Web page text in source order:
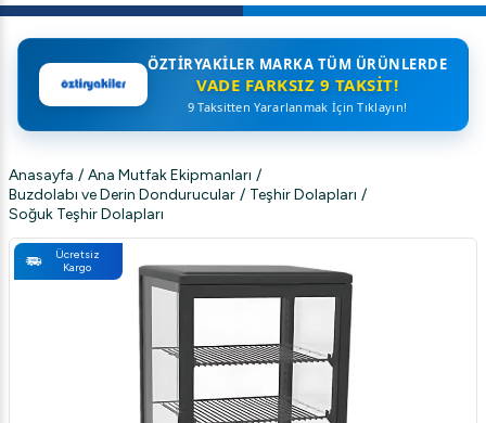
ÖZTIRYAKILER MARKA TÜM ÜRÜNLERDE
VADE FARKSIZ 9 TAKSIT!
9 Taksitten Yararlanmak İçin Tıklayın!
Anasayfa / Ana Mutfak Ekipmanları /
Buzdolabı ve Derin Dondurucular / Teşhir Dolapları /
Soğuk Teşhir Dolapları
Ücretsiz
Kargo